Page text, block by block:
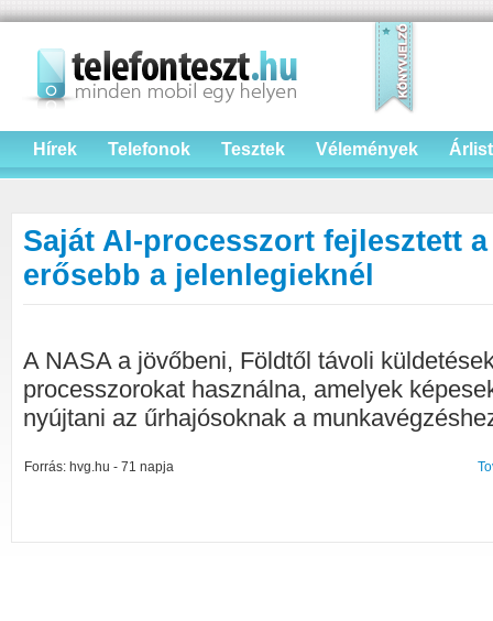
Hírek Telefonok Tesztek Vélemények
Saját AI-processzort fejlesztett
erősebb a jelenlegieknél
A NASA a jövőbeni, Földtől távoli
processzorokat használna, amelyek
nyújtani az űrhajósoknak a
Forrás: hvg.hu - 71 napja